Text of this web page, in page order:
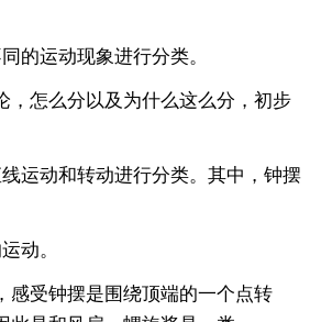
运动现象进行分类。
怎么分以及为什么这么分，初步
动和转动进行分类。其中，钟摆
动。
受钟摆是围绕顶端的一个点转